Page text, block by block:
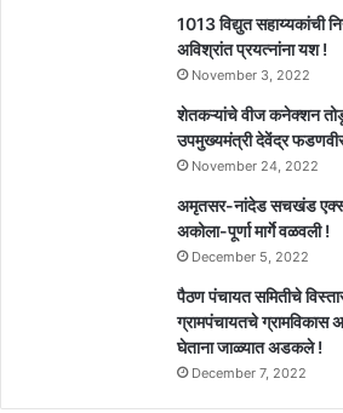
1013 विद्युत सहाय्यकांची
अविश्रांत प्रयत्नांना यश !
November 3, 2022
शेतकऱ्यांचे वीज कनेक्शन
उपमुख्यमंत्री देवेंद्र
November 24, 2022
अमृतसर-नांदेड सचखंड
अकोला-पूर्णा मार्गे वळवली !
December 5, 2022
पैठण पंचायत समितीचे
ग्रामपंचायतचे ग्रामविकास
घेताना जाळ्यात अडकले !
December 7, 2022